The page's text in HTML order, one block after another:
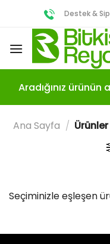
Destek &
Ana Sayfa /
Seçiminizle eşleşen